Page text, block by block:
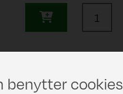
benytter cookies